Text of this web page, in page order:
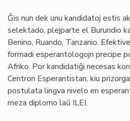
Ĝis nun dek unu kandidatoj estis
selektado, plejparte el Burundio
Benino, Ruando, Tanzanio.
formadi esperantologojn precipe
Afriko. Por kandidatiĝi necesas
Centron Esperantistan, kiu
postulata lingva nivelo en
meza diplomo laŭ ILEI.